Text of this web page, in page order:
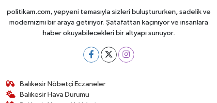
politikam.com, yepyeni temasıyla sizleri buluştururken, sadelik ve
modernizmi bir araya getiriyor. Şatafattan kaçınıyor ve insanlara
haber okuyabilecekleri bir altyapı sunuyor.
Balıkesir Nöbetçi Eczaneler
Balıkesir Hava Durumu
VİZYONDAKİLER